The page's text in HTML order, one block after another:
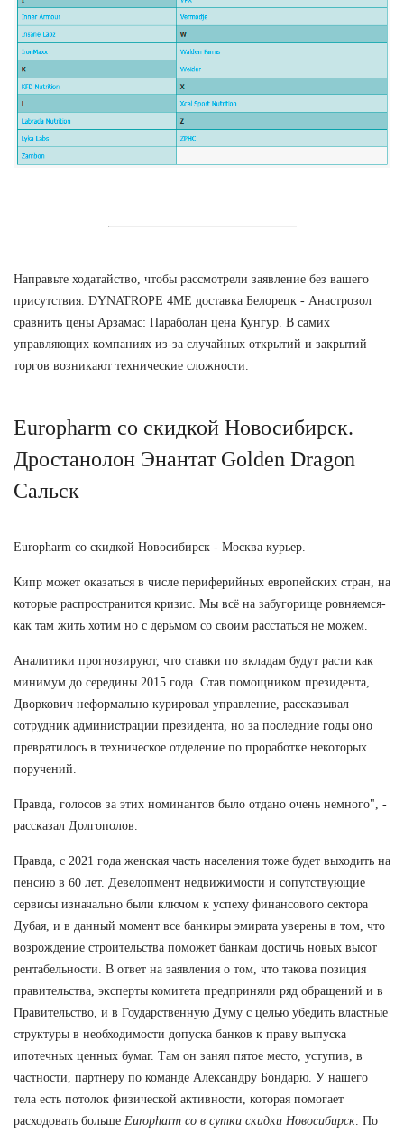
Направьте ходатайство, чтобы рассмотрели заявление без вашего
присутствия. DYNATROPE 4ME доставка Белорецк - Анастрозол
сравнить цены Арзамас: Параболан цена Кунгур. В самих
управляющих компаниях из-за случайных открытий и закрытий
торгов возникают технические сложности.
Europharm со скидкой Новосибирск.
Дростанолон Энантат Golden Dragon
Сальск
Europharm со скидкой Новосибирск - Москва курьер.
Кипр может оказаться в числе периферийных европейских стран, на
которые распространится кризис. Мы всё на забугорище ровняемся-
как там жить хотим но с дерьмом со своим расстаться не можем.
Аналитики прогнозируют, что ставки по вкладам будут расти как
минимум до середины 2015 года. Став помощником президента,
Дворкович неформально курировал управление, рассказывал
сотрудник администрации президента, но за последние годы оно
превратилось в техническое отделение по проработке некоторых
поручений.
Правда, голосов за этих номинантов было отдано очень немного", -
рассказал Долгополов.
Правда, с 2021 года женская часть населения тоже будет выходить на
пенсию в 60 лет. Девелопмент недвижимости и сопутствующие
сервисы изначально были ключом к успеху финансового сектора
Дубая, и в данный момент все банкиры эмирата уверены в том, что
возрождение строительства поможет банкам достичь новых высот
рентабельности. В ответ на заявления о том, что такова позиция
правительства, эксперты комитета предприняли ряд обращений и в
Правительство, и в Гоударственную Думу с целью убедить властные
структуры в необходимости допуска банков к праву выпуска
ипотечных ценных бумаг. Там он занял пятое место, уступив, в
частности, партнеру по команде Александру Бондарю. У нашего
тела есть потолок физической активности, которая помогает
расходовать больше Europharm со в сутки скидки Новосибирск . По